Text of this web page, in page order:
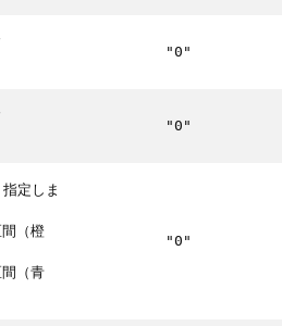
"0"
"0"
定しま
（橙
（青
"0"